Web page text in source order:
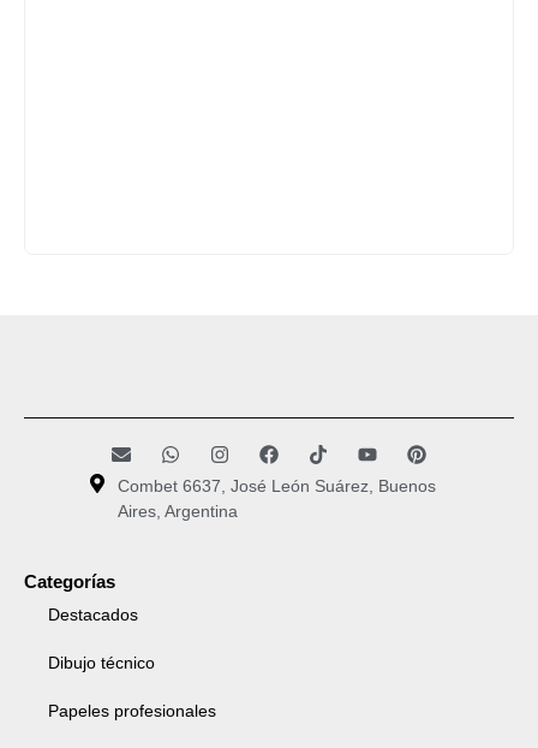
Combet 6637, José León Suárez, Buenos
Aires, Argentina
Categorías
Destacados
Dibujo técnico
Papeles profesionales